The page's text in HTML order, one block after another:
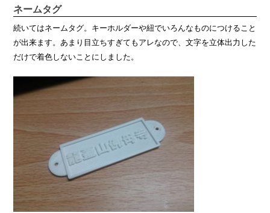
ネームタグ
続いてはネームタグ。キーホルダーや紐でいろんなものにつけること
が出来ます。あまり目立ちすぎてもアレなので、文字を立体出力した
だけで着色しないことにしました。